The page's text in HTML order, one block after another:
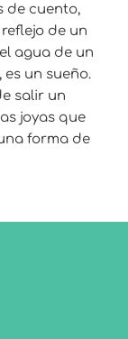
de cuento,
de un
agua de un
es un sueño.
salir un
joyas que
forma de